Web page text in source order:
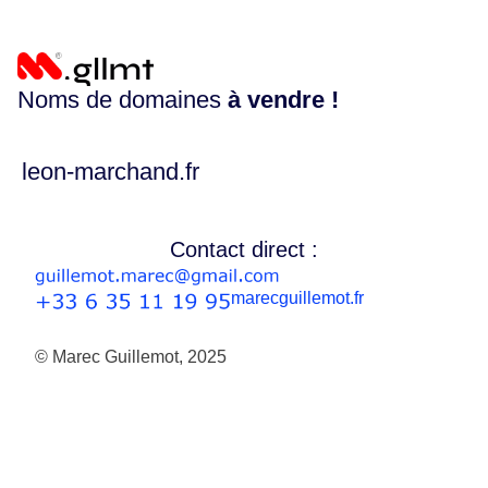
Noms de domaines à vendre !
leon-marchand.fr
Contact direct :
marecguillemot.fr
© Marec Guillemot, 2025